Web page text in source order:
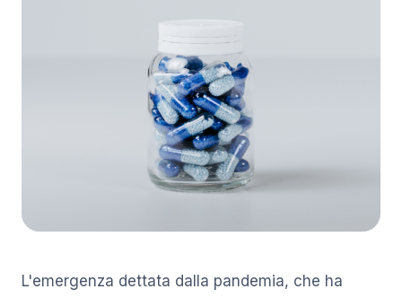
L'emergenza dettata dalla pandemia, che ha